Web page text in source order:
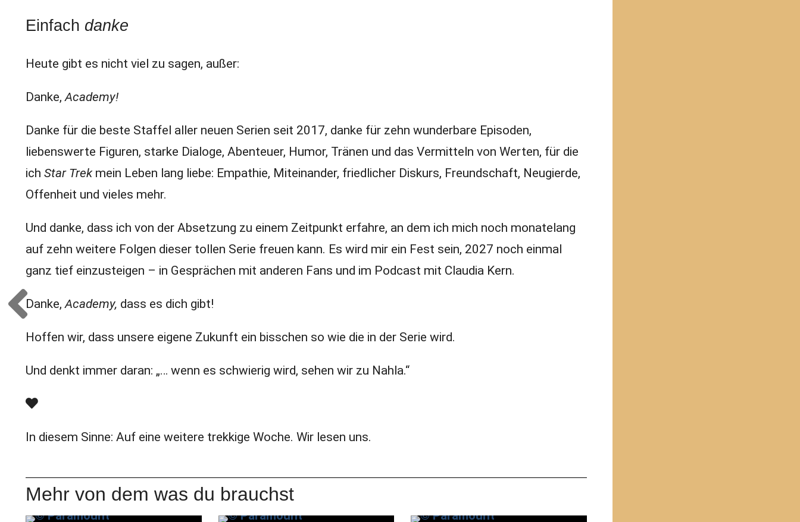
Einfach danke
Heute gibt es nicht viel zu sagen, außer:
Danke,Academy!
Danke für die beste Staffel aller neuen Serien seit 2017, danke für zehn wunderbare Episoden,
liebenswerte Figuren, starke Dialoge, Abenteuer, Humor, Tränen und das Vermitteln von Werten, für die
ich Star Trekmein Leben lang liebe: Empathie, Miteinander, friedlicher Diskurs, Freundschaft, Neugierde,
Offenheit und vieles mehr.
Und danke, dass ich von der Absetzung zu einem Zeitpunkt erfahre, an dem ich mich noch monatelang
auf zehn weitere Folgen dieser tollen Serie freuen kann. Es wird mir ein Fest sein, 2027 noch einmal
ganz tief einzusteigen – in Gesprächen mit anderen Fans und im Podcast mit Claudia Kern.
Danke, Academy, dass es dich gibt!
Hoffen wir, dass unsere eigene Zukunft ein bisschen so wie die in der Serie wird.
Und denkt immer daran: „… wenn es schwierig wird, sehen wir zu Nahla.“
In diesem Sinne: Auf eine weitere trekkige Woche. Wir lesen uns.
Mehr von dem was du brauchst